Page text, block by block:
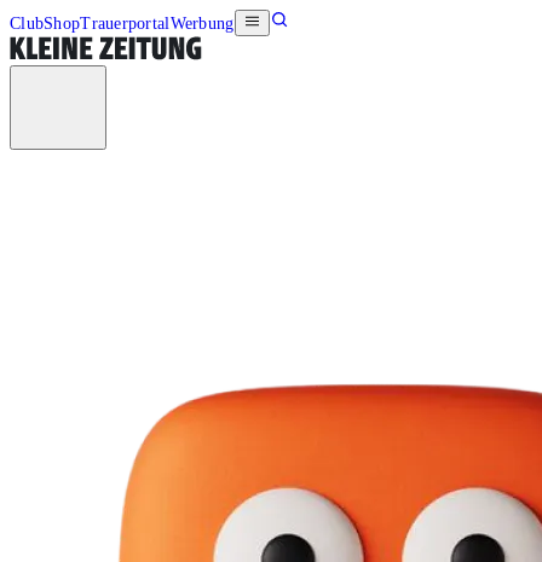
ClubShopTrauerportalWerbung